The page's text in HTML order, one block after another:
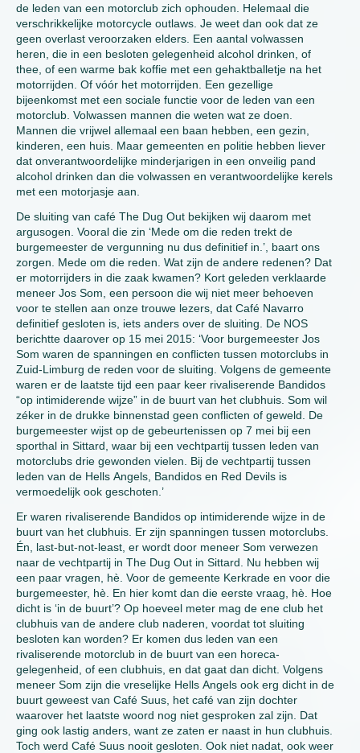
de leden van een motorclub zich ophouden. Helemaal die
verschrikkelijke motorcycle outlaws. Je weet dan ook dat ze
geen overlast veroorzaken elders. Een aantal volwassen
heren, die in een besloten gelegenheid alcohol drinken, of
thee, of een warme bak koffie met een gehaktballetje na het
motorrijden. Of vóór het motorrijden. Een gezellige
bijeenkomst met een sociale functie voor de leden van een
motorclub. Volwassen mannen die weten wat ze doen.
Mannen die vrijwel allemaal een baan hebben, een gezin,
kinderen, een huis. Maar gemeenten en politie hebben liever
dat onverantwoordelijke minderjarigen in een onveilig pand
alcohol drinken dan die volwassen en verantwoordelijke kerels
met een motorjasje aan.
De sluiting van café The Dug Out bekijken wij daarom met
argusogen. Vooral die zin ‘Mede om die reden trekt de
burgemeester de vergunning nu dus definitief in.’, baart ons
zorgen. Mede om die reden. Wat zijn de andere redenen? Dat
er motorrijders in die zaak kwamen? Kort geleden verklaarde
meneer Jos Som, een persoon die wij niet meer behoeven
voor te stellen aan onze trouwe lezers, dat Café Navarro
definitief gesloten is, iets anders over de sluiting. De NOS
berichtte daarover op 15 mei 2015: ‘Voor burgemeester Jos
Som waren de spanningen en conflicten tussen motorclubs in
Zuid-Limburg de reden voor de sluiting. Volgens de gemeente
waren er de laatste tijd een paar keer rivaliserende Bandidos
“op intimiderende wijze” in de buurt van het clubhuis. Som wil
zéker in de drukke binnenstad geen conflicten of geweld. De
burgemeester wijst op de gebeurtenissen op 7 mei bij een
sporthal in Sittard, waar bij een vechtpartij tussen leden van
motorclubs drie gewonden vielen. Bij de vechtpartij tussen
leden van de Hells Angels, Bandidos en Red Devils is
vermoedelijk ook geschoten.’
Er waren rivaliserende Bandidos op intimiderende wijze in de
buurt van het clubhuis. Er zijn spanningen tussen motorclubs.
Én, last-but-not-least, er wordt door meneer Som verwezen
naar de vechtpartij in The Dug Out in Sittard. Nu hebben wij
een paar vragen, hè. Voor de gemeente Kerkrade en voor die
burgemeester, hè. En hier komt dan die eerste vraag, hè. Hoe
dicht is ‘in de buurt’? Op hoeveel meter mag de ene club het
clubhuis van de andere club naderen, voordat tot sluiting
besloten kan worden? Er komen dus leden van een
rivaliserende motorclub in de buurt van een horeca-
gelegenheid, of een clubhuis, en dat gaat dan dicht. Volgens
meneer Som zijn die vreselijke Hells Angels ook erg dicht in de
buurt geweest van Café Suus, het café van zijn dochter
waarover het laatste woord nog niet gesproken zal zijn. Dat
ging ook lastig anders, want ze zaten er naast in hun clubhuis.
Toch werd Café Suus nooit gesloten. Ook niet nadat, ook weer